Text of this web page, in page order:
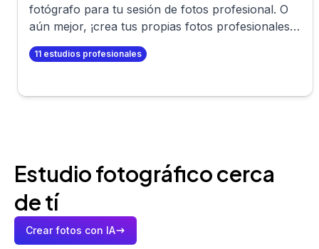
fotógrafo para tu sesión de fotos profesional. O
aún mejor, ¡crea tus propias fotos profesionales
en minutos!
11 estudios profesionales
Estudio fotográfico cerca
de tí
Crear fotos con IA